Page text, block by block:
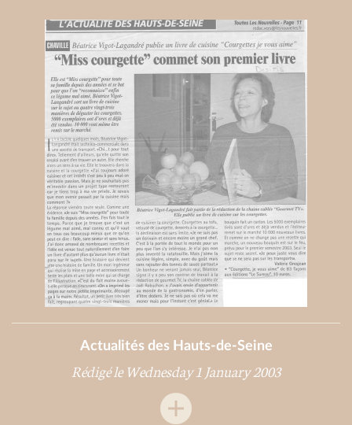
Actualités des Hauts-de-Seine
Rédigé le Wednesday 1 January 2003